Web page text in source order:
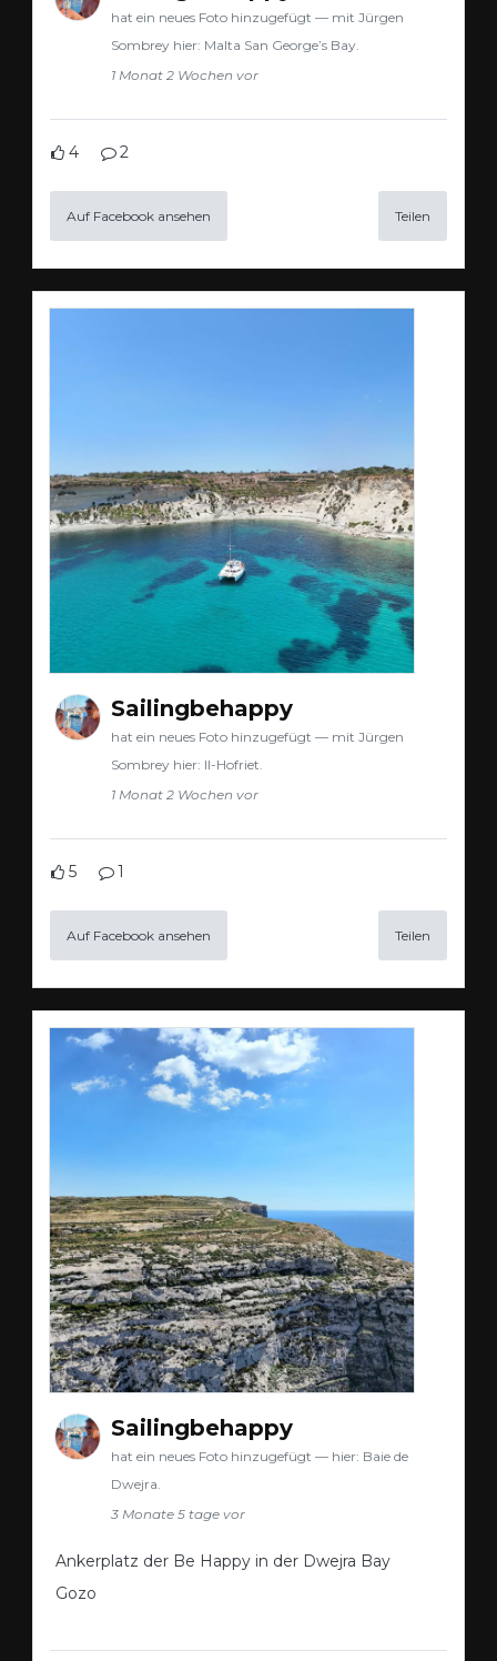
hat ein neues Foto hinzugefügt — mit Jürgen
Sombrey hier: Malta San George’s Bay.
1 Monat 2 Wochen vor
4 2
Auf Facebook ansehen Teilen
Sailingbehappy
hat ein neues Foto hinzugefügt — mit Jürgen
Sombrey hier: Il-Hofriet.
1 Monat 2 Wochen vor
5 1
Auf Facebook ansehen Teilen
Sailingbehappy
hat ein neues Foto hinzugefügt — hier: Baie de
Dwejra.
3 Monate 5 tage vor
Ankerplatz der Be Happy in der Dwejra Bay
Gozo